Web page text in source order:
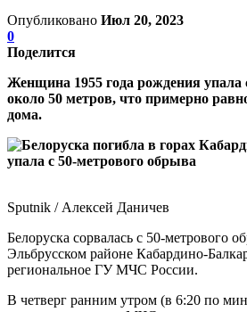
Опубликовано Июл 20, 2023
0
Поделится
Женщина 1955 года рождения упала
около 50 метров, что примерно
дома.
Sputnik / Алексей Даничев
Белоруска сорвалась с 50-метрового
Эльбрусском районе Кабардино-
региональное ГУ МЧС России.
В четверг ранним утром (в 6:20 по